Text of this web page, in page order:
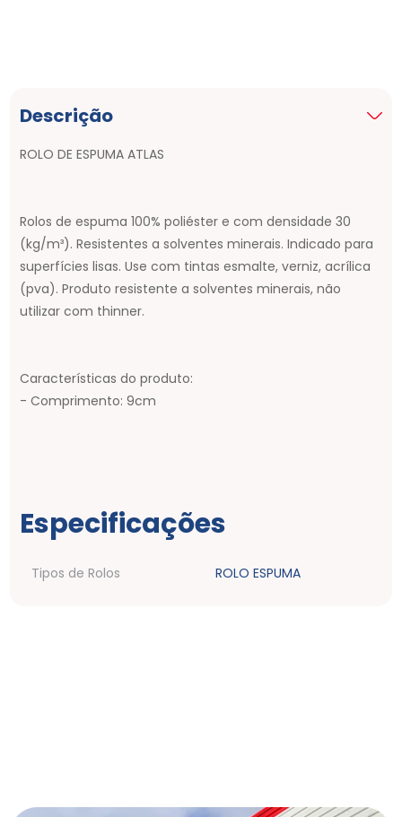
Descrição
ROLO DE ESPUMA ATLAS
Rolos de espuma 100% poliéster e com densidade 30
(kg/m³). Resistentes a solventes minerais. Indicado para
superfícies lisas. Use com tintas esmalte, verniz, acrílica
(pva). Produto resistente a solventes minerais, não
utilizar com thinner.
Características do produto:
- Comprimento: 9cm
Especificações
Tipos de Rolos ROLO ESPUMA